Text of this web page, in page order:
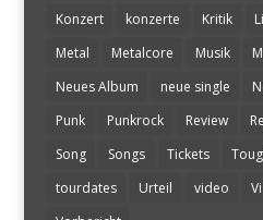
Konzert
konzerte Kritik
Metal
Metalcore Musik
Neues Album
neue single
Punk
Punkrock Review
Song
Songs Tickets
tourdates
Urteil video